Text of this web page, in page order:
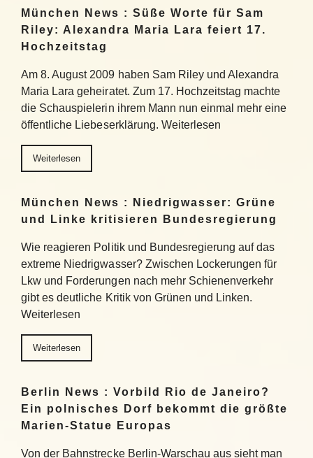
München News : Süße Worte für Sam
Riley: Alexandra Maria Lara feiert 17.
Hochzeitstag
Am 8. August 2009 haben Sam Riley und Alexandra
Maria Lara geheiratet. Zum 17. Hochzeitstag machte
die Schauspielerin ihrem Mann nun einmal mehr eine
öffentliche Liebeserklärung. Weiterlesen
Weiterlesen
München News : Niedrigwasser: Grüne
und Linke kritisieren Bundesregierung
Wie reagieren Politik und Bundesregierung auf das
extreme Niedrigwasser? Zwischen Lockerungen für
Lkw und Forderungen nach mehr Schienenverkehr
gibt es deutliche Kritik von Grünen und Linken.
Weiterlesen
Weiterlesen
Berlin News : Vorbild Rio de Janeiro?
Ein polnisches Dorf bekommt die größte
Marien-Statue Europas
Von der Bahnstrecke Berlin-Warschau aus sieht man